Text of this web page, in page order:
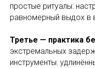
простые ритуалы:
равномерный выдох в
Третье — практика
экстремальных
инструменты: